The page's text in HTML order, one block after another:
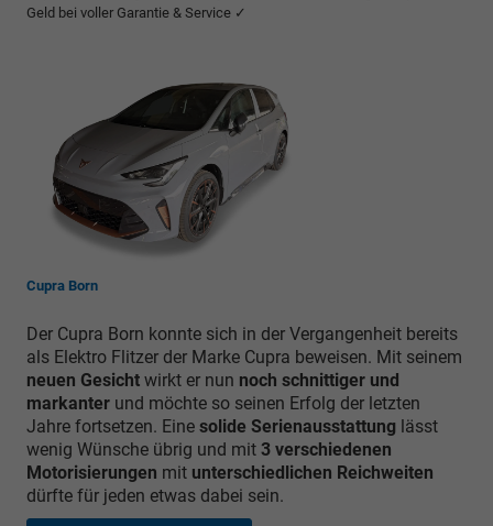
Geld bei voller Garantie & Service ✓
Cupra Born
Der Cupra Born konnte sich in der Vergangenheit bereits
als Elektro Flitzer der Marke Cupra beweisen. Mit seinem
neuen Gesicht wirkt er nun noch schnittiger und
markanter und möchte so seinen Erfolg der letzten
Jahre fortsetzen. Eine solide Serienausstattung lässt
wenig Wünsche übrig und mit 3 verschiedenen
Motorisierungen mit unterschiedlichen Reichweiten
dürfte für jeden etwas dabei sein.